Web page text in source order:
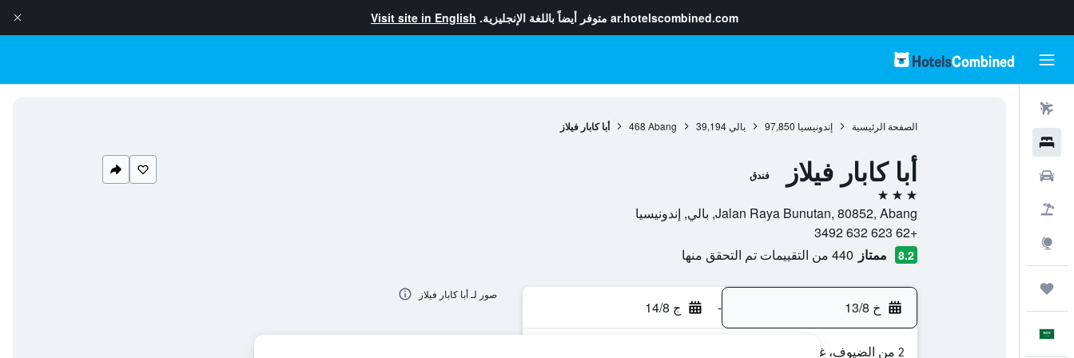
ar.hotelscombined.com متوفر أيضاً باللغة الإنجليزية. Visit site in English
الصفحة الرئيسية إندونيسيا 97,850 بالي 39,194
Abang
468 أبا كابار فيلاز
أبا كابار فيلاز فندق
3 نجوم
Jalan Raya Bunutan, 80852, Abang, بالي, إندونيسيا
+62 623 632 3492
8.2 ممتاز 440 من التقييمات تم التحقق منها
خ 13/8 - ج 14/8
2 من الضيوف، غرفة واحدة
صور لـ أبا كابار فيلاز